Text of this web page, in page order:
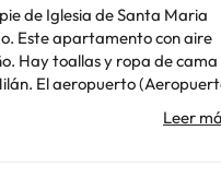
de Iglesia de Santa Maria
Hay toallas y ropa de cama